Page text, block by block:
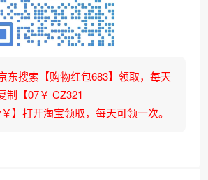
东搜索【购物红包683】领取，每天
制【07￥ CZ321
】打开淘宝领取，每天可领一次。